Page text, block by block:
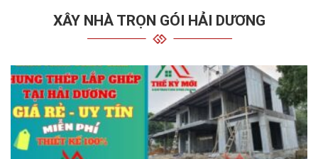
XÂY NHÀ TRỌN GÓI HẢI DƯƠNG